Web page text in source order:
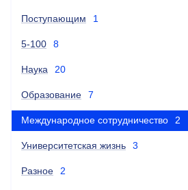
Поступающим 1
5-100 8
Наука 20
Образование 7
Международное сотрудничество 2
Университетская жизнь 3
Разное 2